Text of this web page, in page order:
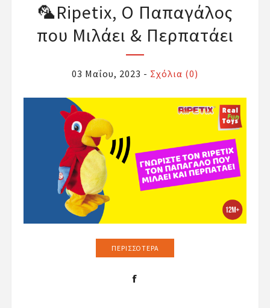
🦜Ripetix, Ο Παπαγάλος
που Μιλάει & Περπατάει
03 Μαΐου, 2023 - Σχόλια (0)
ΠΕΡΙΣΣΌΤΕΡΑ